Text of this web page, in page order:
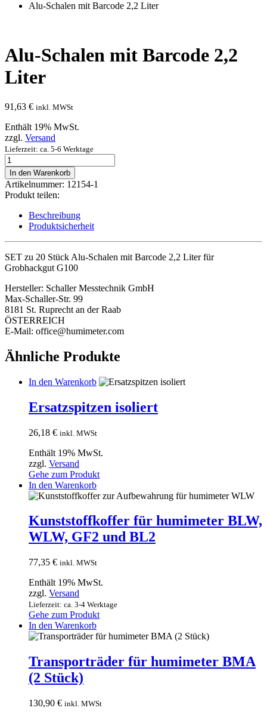
Alu-Schalen mit Barcode 2,2 Liter
Alu-Schalen mit Barcode 2,2
Liter
91,63 € inkl. MWSt
Enthält 19% MwSt.
zzgl. Versand
Lieferzeit: ca. 5-6 Werktage
Alu-
Schalen
mit
Barcode
2,2
Liter
Menge
In den Warenkorb
Artikelnummer: 12154-1
Produkt teilen:
Beschreibung
Produktsicherheit
SET zu 20 Stück Alu-Schalen mit Barcode 2,2 Liter für
Grobhackgut G100
Hersteller: Schaller Messtechnik GmbH
Max-Schaller-Str. 99
8181 St. Ruprecht an der Raab
ÖSTERREICH
E-Mail: office@humimeter.com
Ähnliche Produkte
In den Warenkorb
Ersatzspitzen isoliert
26,18 € inkl. MWSt
Enthält 19% MwSt.
zzgl. Versand
Gehe zum Produkt
In den Warenkorb
Kunststoffkoffer für humimeter BLW,
WLW, GF2 und BL2
77,35 € inkl. MWSt
Enthält 19% MwSt.
zzgl. Versand
Lieferzeit: ca. 3-4 Werktage
Gehe zum Produkt
In den Warenkorb
Transporträder für humimeter BMA
(2 Stück)
130,90 € inkl. MWSt